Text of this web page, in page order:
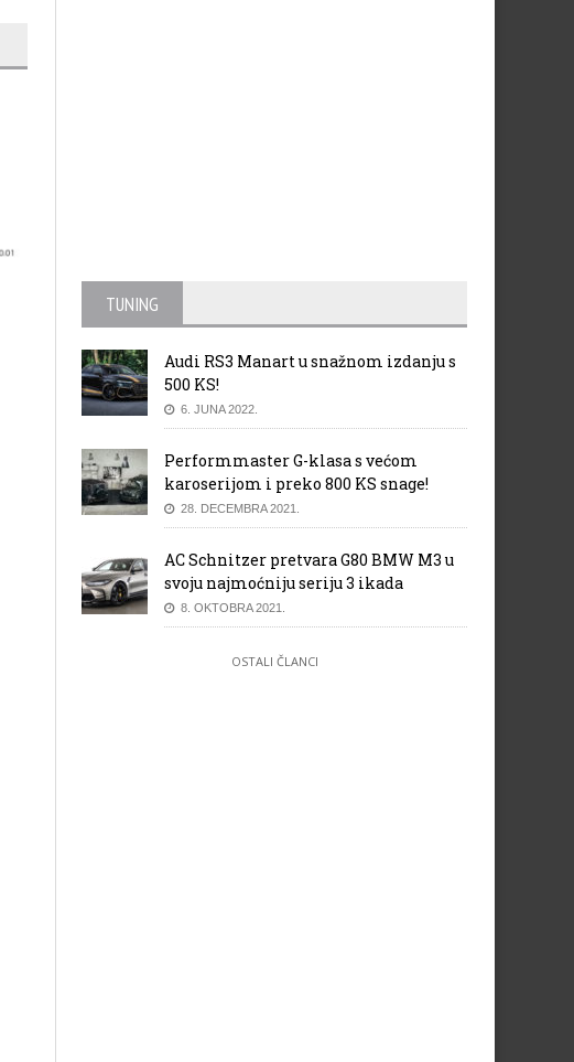
Mercedes GP nada se dobrom
rezultatu u Indiji
TUNING
Audi RS3 Manart u snažnom izdanju s
500 KS!
6. JUNA 2022.
Performmaster G-klasa s većom
karoserijom i preko 800 KS snage!
28. DECEMBRA 2021.
AC Schnitzer pretvara G80 BMW M3 u
svoju najmoćniju seriju 3 ikada
8. OKTOBRA 2021.
OSTALI ČLANCI